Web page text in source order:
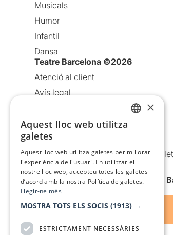
Musicals
Humor
Infantil
Dansa
Teatre Barcelona ©2026
Atenció al client
Avís legal
Política de cookies
Condicions d’ús
Comunicacions comercials i
Anuncia’t
Vull rebre la newsletter de Teatre
×
Aquest lloc web utilitza
galetes
Aquest lloc web utilitza galetes per millorar
l'experiència de l'usuari. En utilitzar el
nostre lloc web, accepteu totes les galetes
d’acord amb la nostra Política de galetes.
Llegir-ne més
MOSTRA TOTS ELS SOCIS (1913) →
ESTRICTAMENT NECESSÀRIES